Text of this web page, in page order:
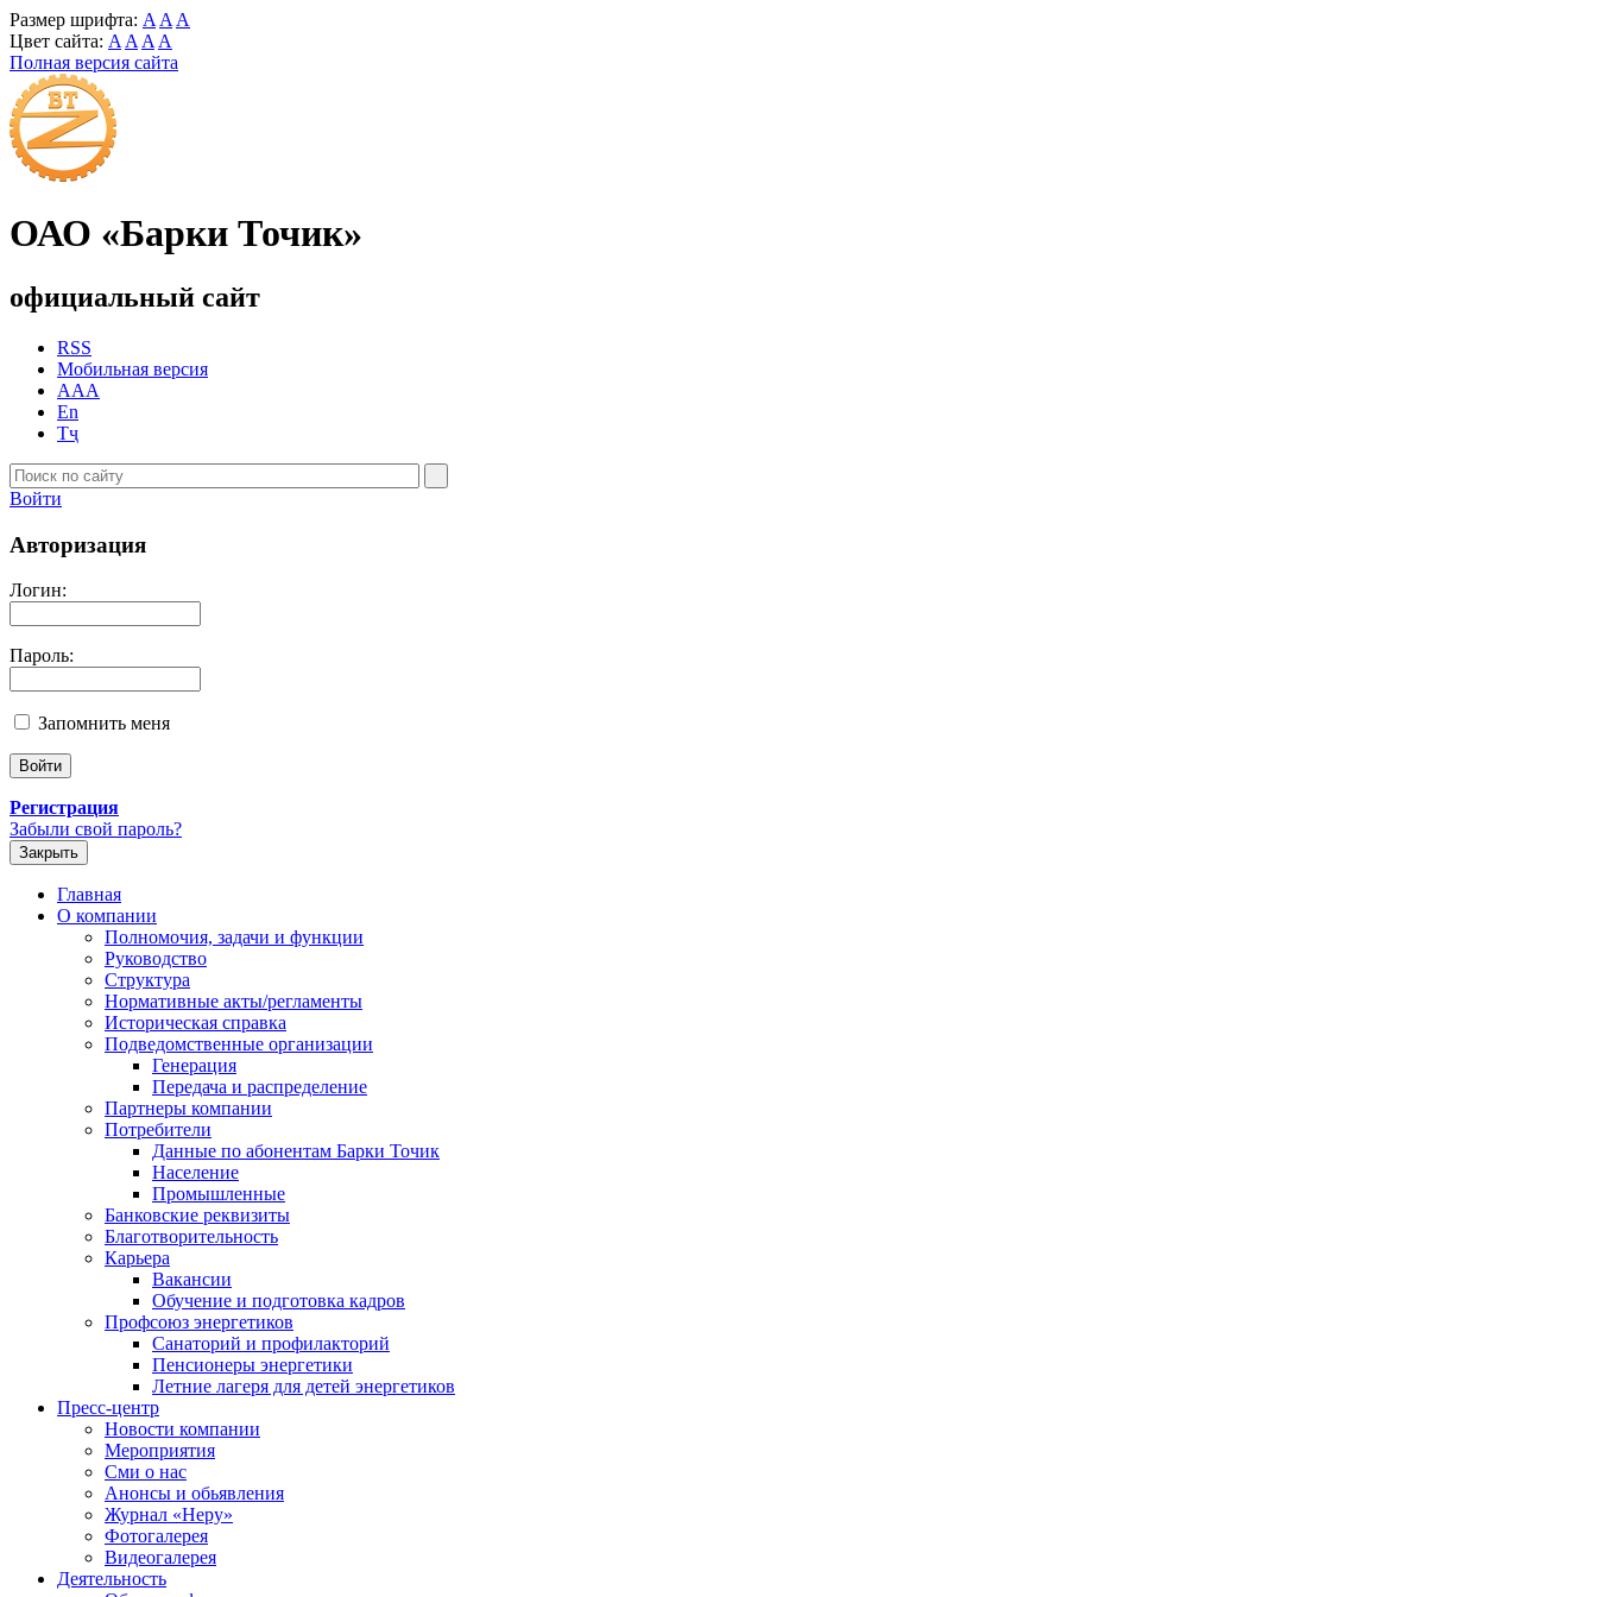
Размер шрифта: A A A
Цвет сайта: A A A A
Полная версия сайта
ОАО «Барки Точик»
официальный сайт
RSS
Мобильная версия
AAA
En
Тҷ
Войти
Авторизация
Логин:
Пароль:
Запомнить меня
Регистрация
Забыли свой пароль?
Закрыть
Главная
О компании
Полномочия, задачи и функции
Руководство
Структура
Нормативные акты/регламенты
Историческая справка
Подведомственные организации
Генерация
Передача и распределение
Партнеры компании
Потребители
Данные по абонентам Барки Точик
Население
Промышленные
Банковские реквизиты
Благотворительность
Карьера
Вакансии
Обучение и подготовка кадров
Профсоюз энергетиков
Санаторий и профилакторий
Пенсионеры энергетики
Летние лагеря для детей энергетиков
Пресс-центр
Новости компании
Мероприятия
Сми о нас
Анонсы и обьявления
Журнал «Неру»
Фотогалерея
Видеогалерея
Деятельность